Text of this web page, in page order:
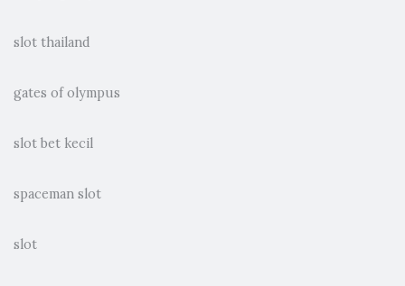
slot thailand
gates of olympus
slot bet kecil
spaceman slot
slot